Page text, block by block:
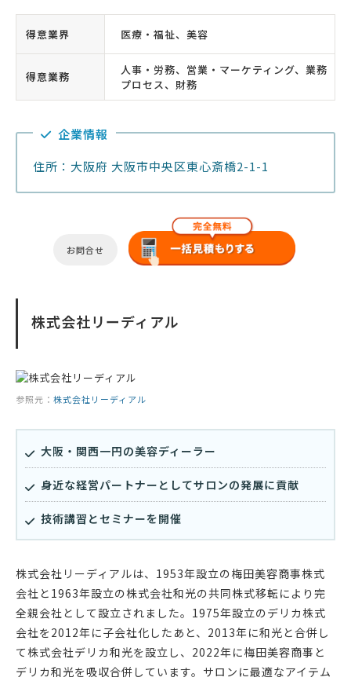
得意業界 医療・福祉、美容
得意業務
人事・労務、営業・マーケティング、業務
プロセス、財務
企業情報
住所：大阪府 大阪市中央区東心斎橋2-1-1
お問合せ
株式会社リーディアル
参照元： 株式会社リーディアル
大阪・関西一円の美容ディーラー
身近な経営パートナーとしてサロンの発展に貢献
技術講習とセミナーを開催
株式会社リーディアルは、1953年設立の梅田美容商事株式
会社と1963年設立の株式会社和光の共同株式移転により完
全親会社として設立されました。1975年設立のデリカ株式
会社を2012年に子会社化したあと、2013年に和光と合併し
て株式会社デリカ和光を設立し、2022年に梅田美容商事と
デリカ和光を吸収合併しています。サロンに最適なアイテム